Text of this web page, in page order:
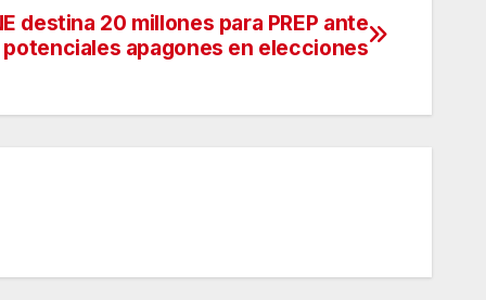
destina 20 millones para PREP ante
potenciales apagones en elecciones